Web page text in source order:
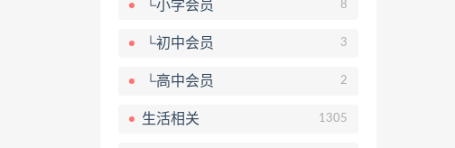
└小学会员 8
└初中会员 3
└高中会员 2
生活相关 1305